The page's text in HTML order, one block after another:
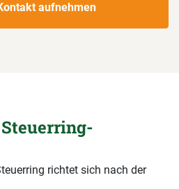
aufnehmen
richtet sich nach der